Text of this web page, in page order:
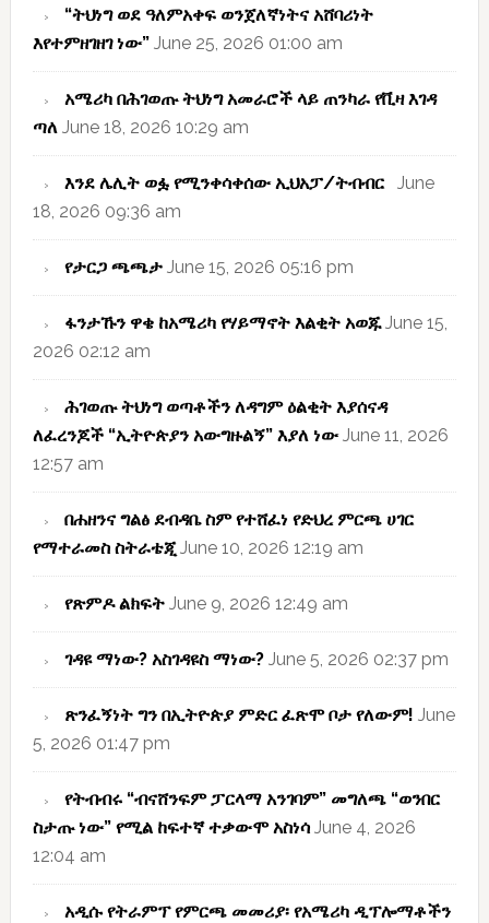
“ትህነግ ወደ ዓለምአቀፍ ወንጀለኛነትና አሸባሪነት
እየተምዘገዘገ ነው” June 25, 2026 01:00 am
አሜሪካ በሕገወጡ ትህነግ አመራሮች ላይ ጠንካራ የቪዛ እገዳ
ጣለ June 18, 2026 10:29 am
እንደ ሌሊት ወፏ የሚንቀሳቀሰው ኢህአፓ/ትብብር June
18, 2026 09:36 am
የታርጋ ጫጫታ June 15, 2026 05:16 pm
ፋንታኹን ዋቄ ከአሜሪካ የሃይማኖት እልቂት አወጁ June 15,
2026 02:12 am
ሕገወጡ ትህነግ ወጣቶችን ለዳግም ዕልቂት እያሰናዳ
ለፈረንጆች “ኢትዮጵያን አውግዙልኝ” እያለ ነው June 11, 2026
12:57 am
በሐዘንና ግልፅ ደብዳቤ ስም የተሸፈነ የድህረ ምርጫ ሀገር
የማተራመስ ስትራቴጂ June 10, 2026 12:19 am
የጽምዶ ልክፍት June 9, 2026 12:49 am
ገዳዩ ማነው? አስገዳዩስ ማነው? June 5, 2026 02:37 pm
ጽንፈኝነት ግን በኢትዮጵያ ምድር ፈጽሞ ቦታ የለውም! June
5, 2026 01:47 pm
የትብብሩ “ብናሸንፍም ፓርላማ አንገባም” መግለጫ “ወንበር
ስታጡ ነው” የሚል ከፍተኛ ተቃውሞ አስነሳ June 4, 2026
12:04 am
አዲሱ የትራምፕ የምርጫ መመሪያ፡ የአሜሪካ ዲፕሎማቶችን